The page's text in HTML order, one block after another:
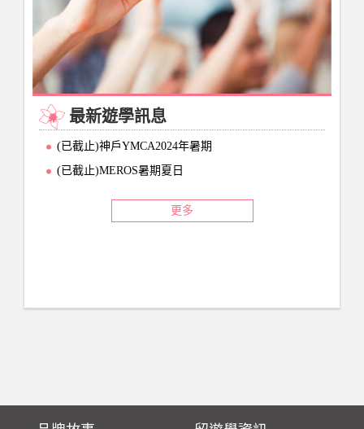
最新遊學訊息
(已截止)神戶YMCA2024年暑期
(已截止)MEROS暑期夏日
更多